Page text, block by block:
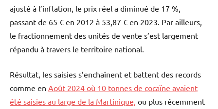
ajusté à l’inflation, le prix réel a diminué de 17 %,
passant de 65 € en 2012 à 53,87 € en 2023. Par ailleurs,
le fractionnement des unités de vente s’est largement
répandu à travers le territoire national.
Résultat, les saisies s’enchaînent et battent des records
comme en Août 2024 où 10 tonnes de cocaïne avaient
été saisies au large de la Martinique, ou plus récemment